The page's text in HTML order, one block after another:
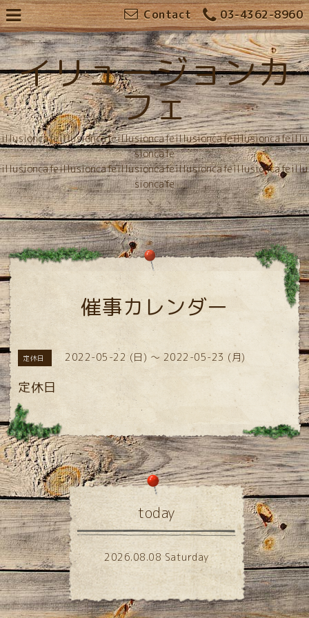
03-4362-8960
Contact
イリュージョンカ
フェ
illusioncafeillusioncafeillusioncafeillusioncafeillusioncafeillu
sioncafe
illusioncafeillusioncafeillusioncafeillusioncafeillusioncafeillu
sioncafe
催事カレンダー
定休日 2022-05-22 (日) ～ 2022-05-23 (月)
定休日
today
2026.08.08 Saturday